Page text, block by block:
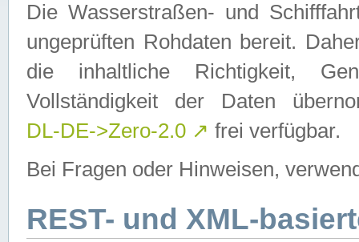
Die Wasserstraßen- und
ungeprüften Rohdaten bereit.
die inhaltliche Richtigkeit,
Vollständigkeit der Daten
DL-DE->Zero-2.0 ↗ frei verfügbar.
Bei Fragen oder Hinweisen,
REST- und XML-